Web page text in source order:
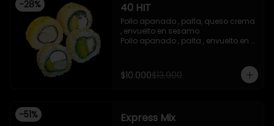
-incluye 2 salsas de soya , 1 salsa
teriyaki , 1wasabi , 1 gengibre , 3
palitos .
-Imagen referencial .
-28% 40 HIT
Pollo apanado , palta, queso crema
, envuelto en sesamo
Pollo apanado , palta , envuelto en
apanado en panko
Kanikama , queso crema ,
$10.000$13.900
-51% Express Mix